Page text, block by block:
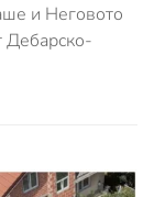
и Неговото
Дебарско-